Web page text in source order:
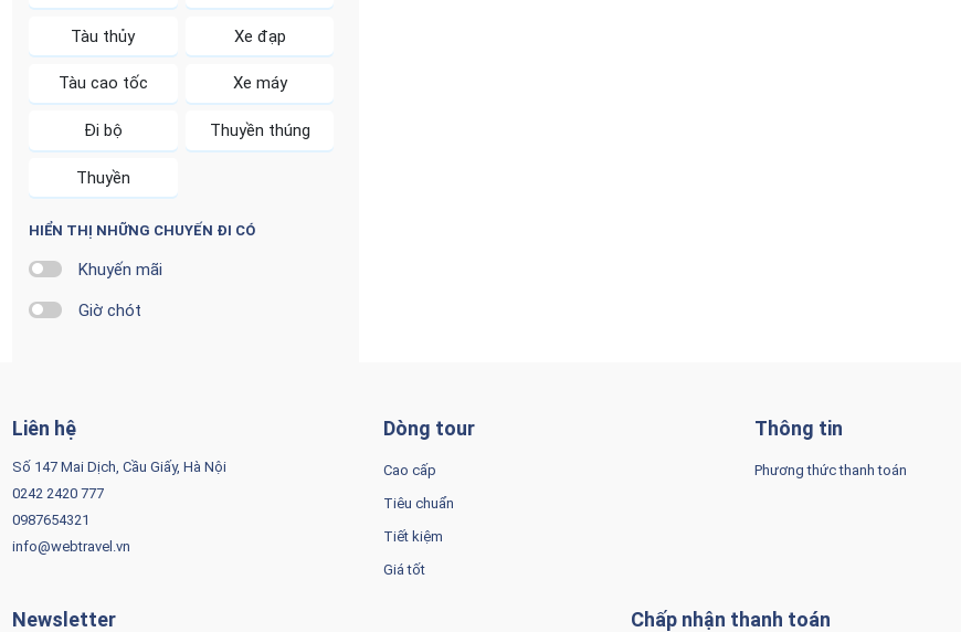
Tàu thủy Xe đạp
Tàu cao tốc Xe máy
Đi bộ Thuyền thúng
Thuyền
HIỂN THỊ NHỮNG CHUYẾN ĐI CÓ
Khuyến mãi
Giờ chót
Liên hệ
Số 147 Mai Dịch, Cầu Giấy, Hà Nội
0242 2420 777
0987654321
info@webtravel.vn
Dòng tour
Cao cấp
Tiêu chuẩn
Tiết kiệm
Giá tốt
Thông tin
Phương thức thanh toán
Newsletter Chấp nhận thanh toán